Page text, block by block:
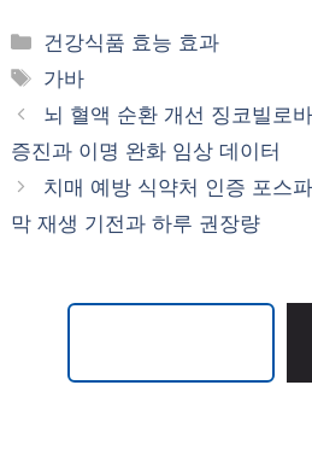
카
테
리
건강식품 효능 효과
태
그
가바
뇌 혈액 순환 개선 징코빌로
증진과 이명 완화 임상 데이터
치매 예방 식약처 인증 포스
막 재생 기전과 하루 권장량